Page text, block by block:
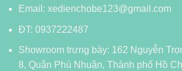
Email: xedienchobe123@gmail.com
ĐT: 0937222487
Showroom trưng bày: 162 Nguyễn
8, Quận Phú Nhuận, Thành phố Hồ